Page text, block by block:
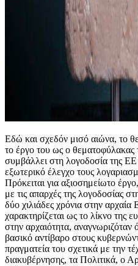
Εδώ και σχεδόν μισό αιώνα, το
το έργο του ως ο
συμβάλλει στη λογοδοσία της
εξωτερικό έλεγχο τους
Πρόκειται για αξιοσημείωτο
με τις απαρχές της λογοδοσίας
δύο χιλιάδες χρόνια στην αρχαία
χαρακτηρίζεται ως το λίκνο της
στην αρχαιότητα, αναγνωριζόταν
βασικό αντίβαρο στους
πραγματεία του σχετικά με την
διακυβέρνησης, τα Πολιτικά, ο